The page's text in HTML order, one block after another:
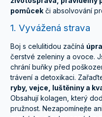
pomůcek či absolvování
1. Vyvážená strava
Boj s celulitidou začíná
čerstvé zeleniny a ovoce.
chrání buňky před
trávení a detoxikaci.
ryby, vejce, luštěniny a
Obsahují kolagen, který
pružnost. Nezapomínejte